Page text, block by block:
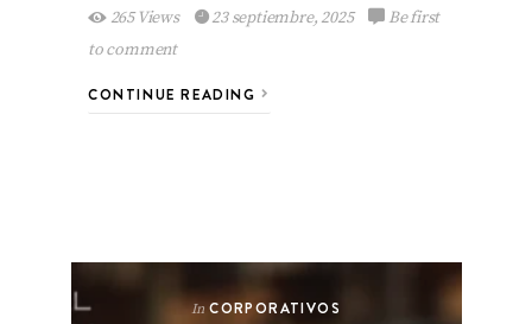
265 Views 23 septiembre, 2025
Be first
to comment
CONTINUE READING
In CORPORATIVOS